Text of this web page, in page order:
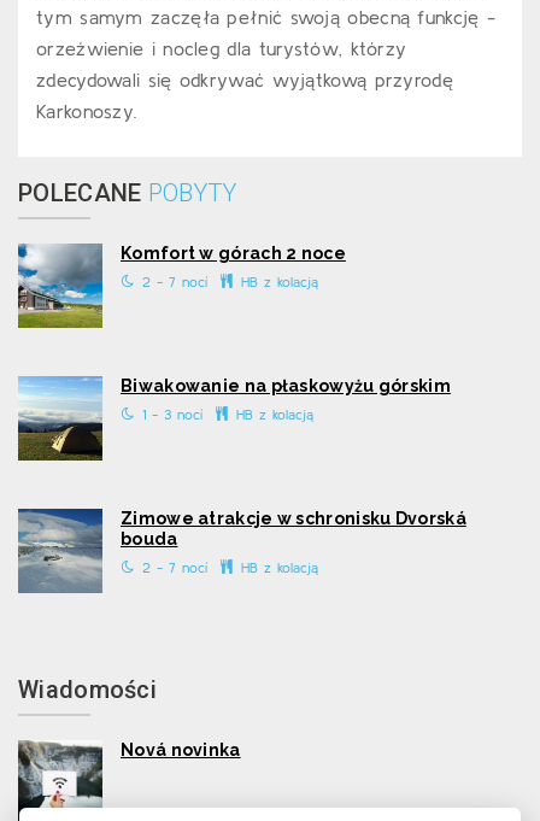
tym samym zaczęła pełnić swoją obecną funkcję -
orzeźwienie i nocleg dla turystów, którzy
zdecydowali się odkrywać wyjątkową przyrodę
Karkonoszy.
POLECANE POBYTY
Komfort w górach 2 noce
2 - 7 nocí HB z kolacją
Biwakowanie na płaskowyżu górskim
1 - 3 nocí HB z kolacją
Zimowe atrakcje w schronisku Dvorská
bouda
2 - 7 nocí HB z kolacją
Wiadomości
Nová novinka